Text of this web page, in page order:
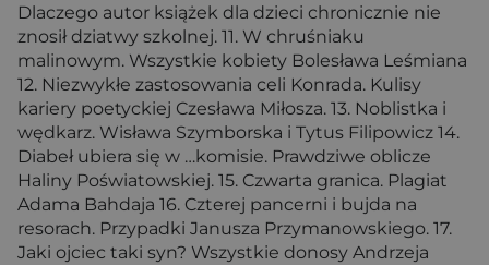
Dlaczego autor książek dla dzieci chronicznie nie
znosił dziatwy szkolnej. 11. W chruśniaku
malinowym. Wszystkie kobiety Bolesława Leśmiana
12. Niezwykłe zastosowania celi Konrada. Kulisy
kariery poetyckiej Czesława Miłosza. 13. Noblistka i
wędkarz. Wisława Szymborska i Tytus Filipowicz 14.
Diabeł ubiera się w …komisie. Prawdziwe oblicze
Haliny Poświatowskiej. 15. Czwarta granica. Plagiat
Adama Bahdaja 16. Czterej pancerni i bujda na
resorach. Przypadki Janusza Przymanowskiego. 17.
Jaki ojciec taki syn? Wszystkie donosy Andrzeja